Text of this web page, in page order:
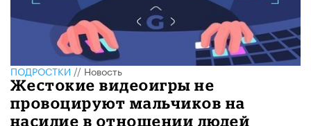
ПОДРОСТКИ//Новость
Жестокие видеоигры не
провоцируют мальчиков на
насилие в отношении людей